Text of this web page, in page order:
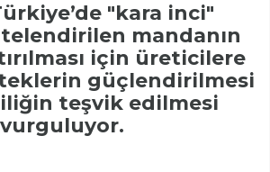
"kara inci"
mandanın
için üreticilere
güçlendirilmesi
teşvik edilmesi